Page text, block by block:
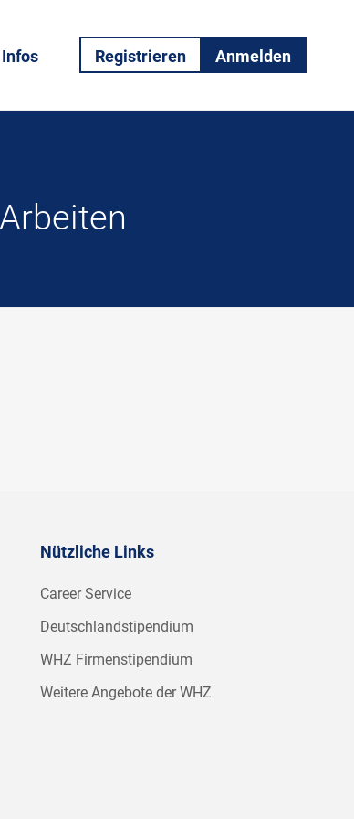
Infos Registrieren Anmelden
Nützliche Links
Career Service
Deutschlandstipendium
WHZ Firmenstipendium
Weitere Angebote der WHZ